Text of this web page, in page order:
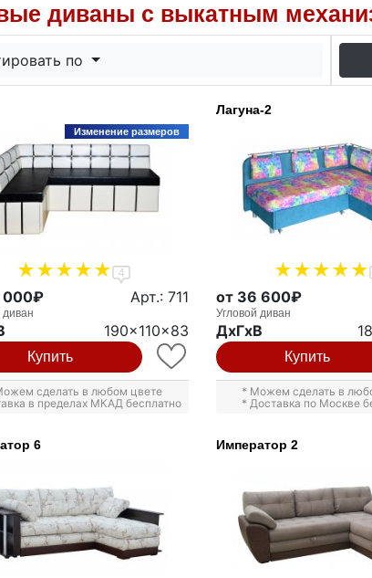
диваны с выкатным
по
Изменение размеров
4
000₽ Арт.: 711
диван
190x110x83
Купить
сделать в любом цвете
в пределах МКАД бесплатно
Лагуна-2
от 36 600₽
Угловой диван
ДxГxВ
Купить
* Можем сделать в
* Доставка по Москве
6 Император 2